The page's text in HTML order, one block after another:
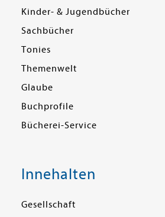
Kinder- & Jugendbücher
Sachbücher
Tonies
Themenwelt
Glaube
Buchprofile
Bücherei-Service
Innehalten
Gesellschaft